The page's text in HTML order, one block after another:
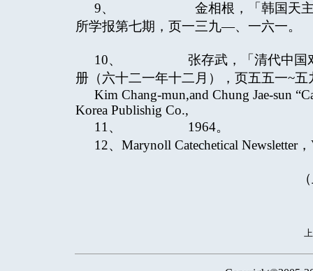
9、 金相根，「韩国天主教的
所学报第七期，页一三九—、一六一。
10、 张存武，「清代中国对朝
册（六十二一年十二月），页五五一~五
Kim Chang-mun,and Chung Jae-sun
Korea Publishig Co.,
11、 1964。
12、Marynoll Catechetical Newsletter